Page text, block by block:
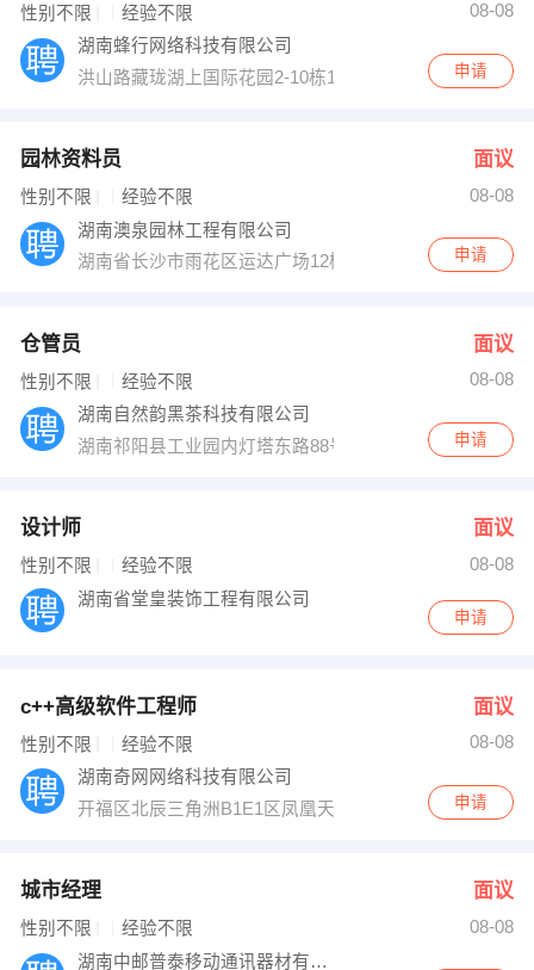
性别不限 经验不限
08-08
湖南蜂行网络科技有限公司
洪山路藏珑湖上国际花园2-10栋1317
申请
园林资料员 面议
性别不限 经验不限
08-08
湖南澳泉园林工程有限公司
湖南省长沙市雨花区运达广场12楼
申请
仓管员 面议
性别不限 经验不限
08-08
湖南自然韵黑茶科技有限公司
湖南祁阳县工业园内灯塔东路88号
申请
设计师 面议
性别不限 经验不限
08-08
湖南省堂皇装饰工程有限公司
申请
c++高级软件工程师 面议
性别不限 经验不限
08-08
湖南奇网网络科技有限公司
开福区北辰三角洲B1E1区凤凰天街苑1栋16025
申请
城市经理 面议
性别不限 经验不限
08-08
湖南中邮普泰移动通讯器材有限责任公司